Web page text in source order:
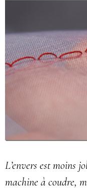
L’envers est moins
machine à coudre,